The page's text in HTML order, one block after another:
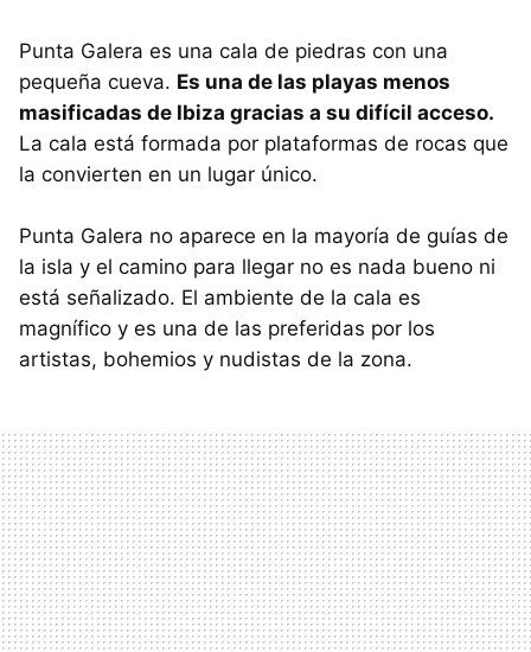
Punta Galera es una cala de piedras con una
pequeña cueva. Es una de las playas menos
masificadas de Ibiza gracias a su difícil acceso.
La cala está formada por plataformas de rocas que
la convierten en un lugar único.
Punta Galera no aparece en la mayoría de guías de
la isla y el camino para llegar no es nada bueno ni
está señalizado. El ambiente de la cala es
magnífico y es una de las preferidas por los
artistas, bohemios y nudistas de la zona.